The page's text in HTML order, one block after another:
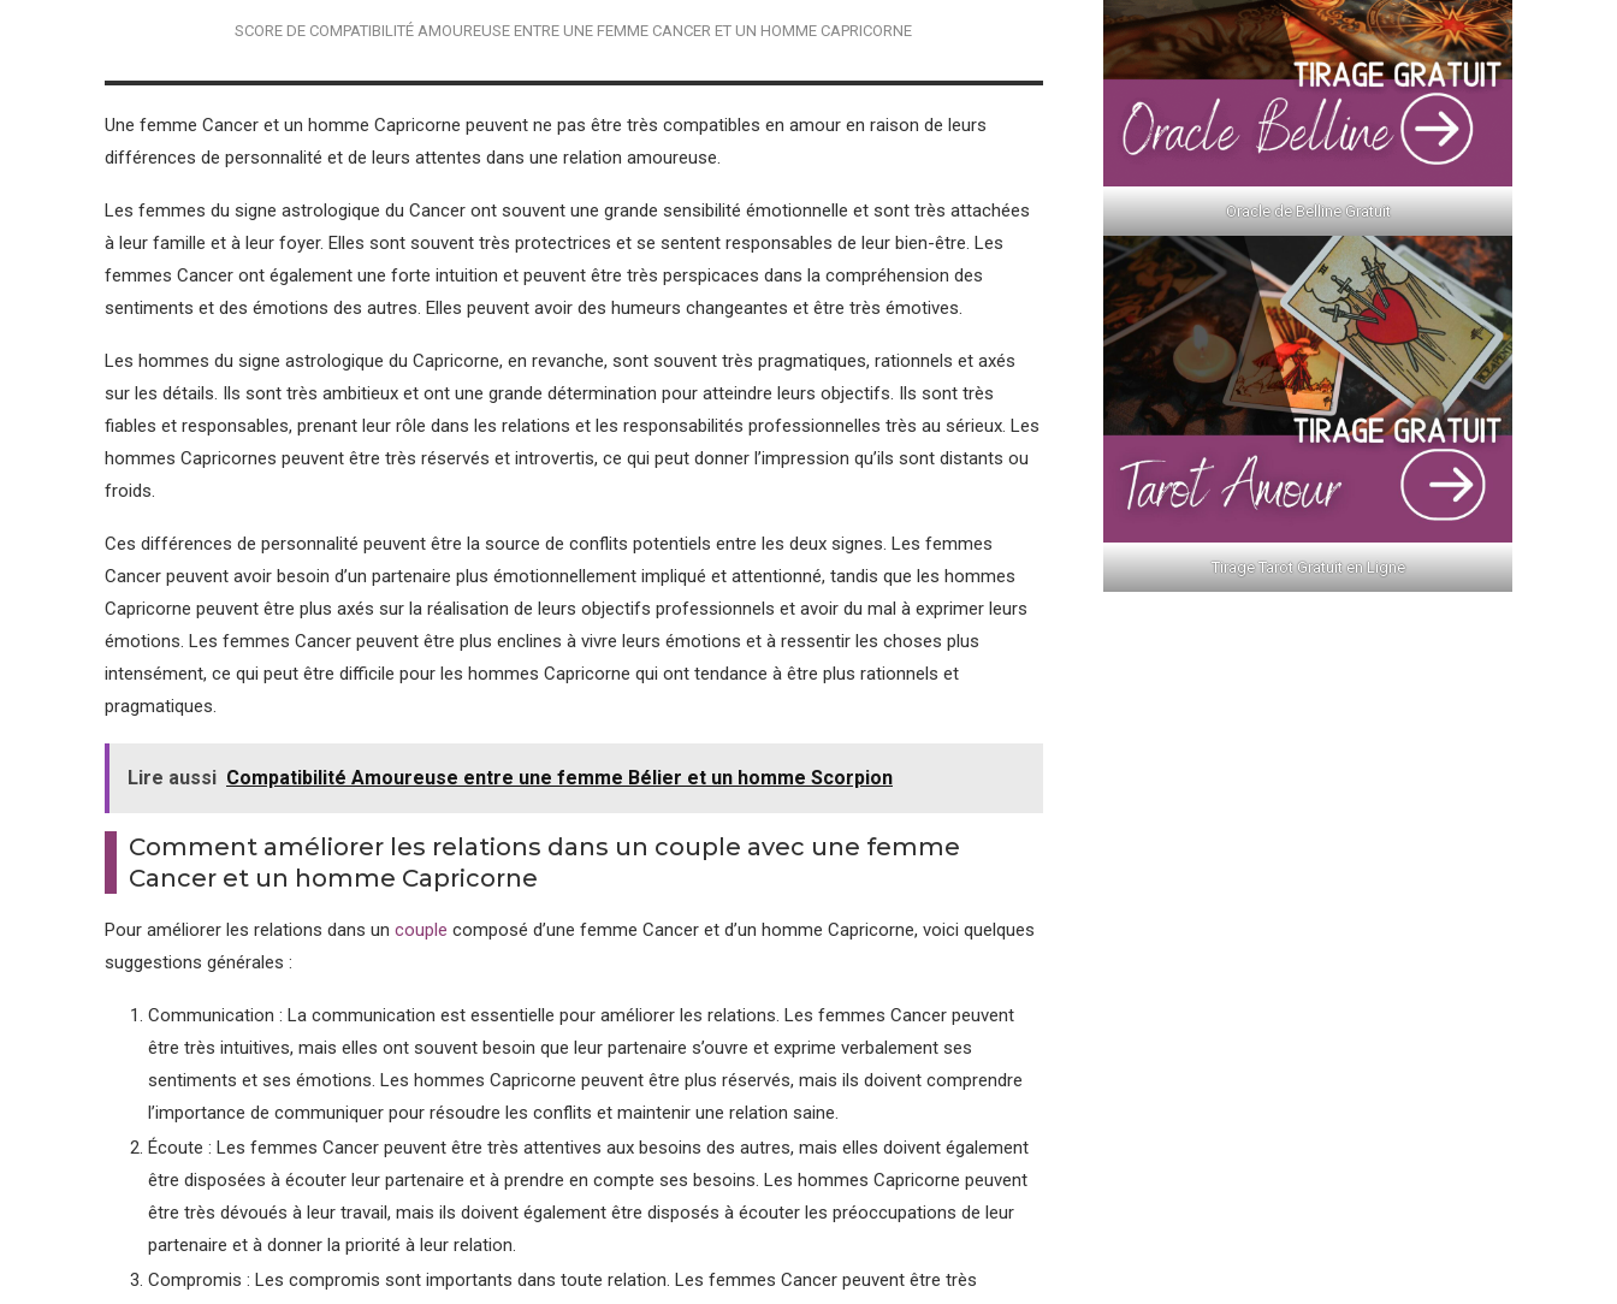
SCORE DE COMPATIBILITÉ AMOUREUSE ENTRE UNE FEMME CANCER ET UN HOMME CAPRICORNE
Une femme Cancer et un homme Capricorne peuvent ne pas être très compatibles en amour en raison de leurs
différences de personnalité et de leurs attentes dans une relation amoureuse.
Les femmes du signe astrologique du Cancer ont souvent une grande sensibilité émotionnelle et sont très attachées
à leur famille et à leur foyer. Elles sont souvent très protectrices et se sentent responsables de leur bien-être. Les
femmes Cancer ont également une forte intuition et peuvent être très perspicaces dans la compréhension des
sentiments et des émotions des autres. Elles peuvent avoir des humeurs changeantes et être très émotives.
Les hommes du signe astrologique du Capricorne, en revanche, sont souvent très pragmatiques, rationnels et axés
sur les détails. Ils sont très ambitieux et ont une grande détermination pour atteindre leurs objectifs. Ils sont très
fiables et responsables, prenant leur rôle dans les relations et les responsabilités professionnelles très au sérieux. Les
hommes Capricornes peuvent être très réservés et introvertis, ce qui peut donner l’impression qu’ils sont distants ou
froids.
Ces différences de personnalité peuvent être la source de conflits potentiels entre les deux signes. Les femmes
Cancer peuvent avoir besoin d’un partenaire plus émotionnellement impliqué et attentionné, tandis que les hommes
Capricorne peuvent être plus axés sur la réalisation de leurs objectifs professionnels et avoir du mal à exprimer leurs
émotions. Les femmes Cancer peuvent être plus enclines à vivre leurs émotions et à ressentir les choses plus
intensément, ce qui peut être difficile pour les hommes Capricorne qui ont tendance à être plus rationnels et
pragmatiques.
Lire aussi Compatibilité Amoureuse entre une femme Bélier et un homme Scorpion
Comment améliorer les relations dans un couple avec une femme
Cancer et un homme Capricorne
Pour améliorer les relations dans un couple composé d’une femme Cancer et d’un homme Capricorne, voici quelques
suggestions générales :
Communication : La communication est essentielle pour améliorer les relations. Les femmes Cancer peuvent
être très intuitives, mais elles ont souvent besoin que leur partenaire s’ouvre et exprime verbalement ses
sentiments et ses émotions. Les hommes Capricorne peuvent être plus réservés, mais ils doivent comprendre
l’importance de communiquer pour résoudre les conflits et maintenir une relation saine.
Écoute : Les femmes Cancer peuvent être très attentives aux besoins des autres, mais elles doivent également
être disposées à écouter leur partenaire et à prendre en compte ses besoins. Les hommes Capricorne peuvent
être très dévoués à leur travail, mais ils doivent également être disposés à écouter les préoccupations de leur
partenaire et à donner la priorité à leur relation.
Compromis : Les compromis sont importants dans toute relation. Les femmes Cancer peuvent être très
Oracle de Belline Gratuit
Tirage Tarot Gratuit en Ligne